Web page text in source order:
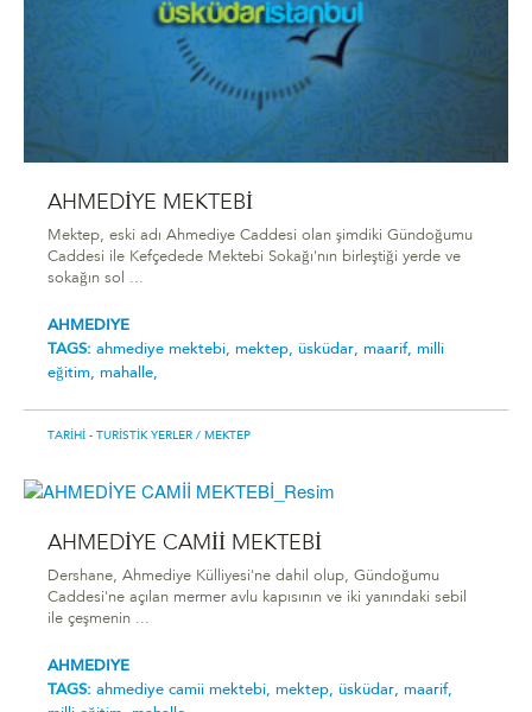
AHMEDİYE MEKTEBİ
Mektep, eski adı Ahmediye Caddesi olan şimdiki Gündoğumu
Caddesi ile Kefçedede Mektebi Sokağı'nın birleştiği yerde ve
sokağın sol ...
AHMEDIYE
TAGS: ahmedi̇ye mektebi̇, mektep, üsküdar, maarif, milli
eğitim, mahalle,
TARIHI - TURISTIK YERLER / MEKTEP
AHMEDİYE CAMİİ MEKTEBİ
Dershane, Ahmediye Külliyesi'ne dahil olup, Gündoğumu
Caddesi'ne açılan mermer avlu kapısının ve iki yanındaki sebil
ile çeşmenin ...
AHMEDIYE
TAGS: ahmedi̇ye cami̇i̇ mektebi̇, mektep, üsküdar, maarif,